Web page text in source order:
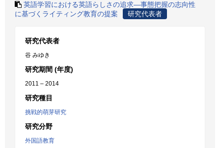
英語学習における英語らしさの追求―事態把握の志向性
に基づくライティング教育の提案
研究代表者
研究代表者
谷 みゆき
研究期間 (年度)
2011 – 2014
研究種目
挑戦的萌芽研究
研究分野
外国語教育